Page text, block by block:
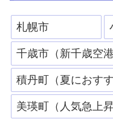
札幌市
千歳市（新千歳空港
積丹町（夏におすす
美瑛町（人気急上昇